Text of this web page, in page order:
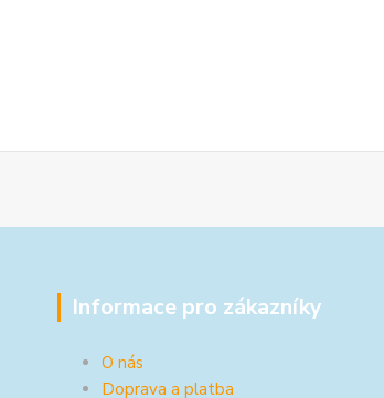
Informace pro zákazníky
O nás
Doprava a platba